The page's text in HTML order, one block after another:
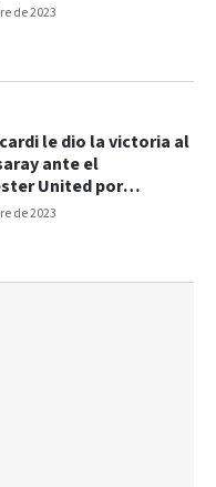
de 2023
de 2023
le dio la victoria al
ante el
United por
los goles